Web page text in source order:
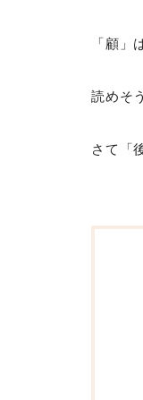
「顧」
読めそ
さて「